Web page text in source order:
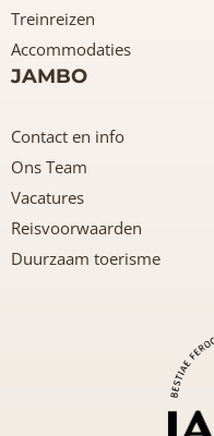
Treinreizen
Accommodaties
JAMBO
Contact en info
Ons Team
Vacatures
Reisvoorwaarden
Duurzaam toerisme